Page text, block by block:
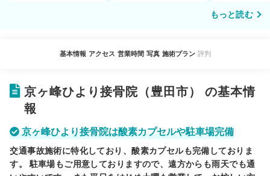
もっと読む
基本情報 アクセス 営業時間 写真 施術プラン 評判
京ヶ峰ひより接骨院（豊田市） の基本情
報
京ヶ峰ひより接骨院は酸素カプセルや駐車場完備
交通事故施術に特化しており、酸素カプセルも完備しておりま
す。 駐車場もご用意しておりますので、遠方からも雨天でも通